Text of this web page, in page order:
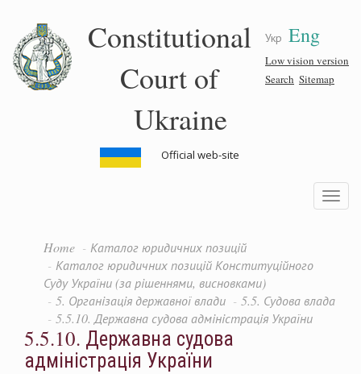
content
Укр Eng
Low vision version
Search Sitemap
Constitutional
Court of
Ukraine
Official web-site
Toggle
Home
Каталог юридичних позицій
Каталог юридичних позицій Конституційного
Суду України (за рішеннями, висновками)
5. Організація державної влади
5.5. Судова влада
5.5.10. Державна судова адміністрація України
5.5.10. Державна судова
адміністрація України